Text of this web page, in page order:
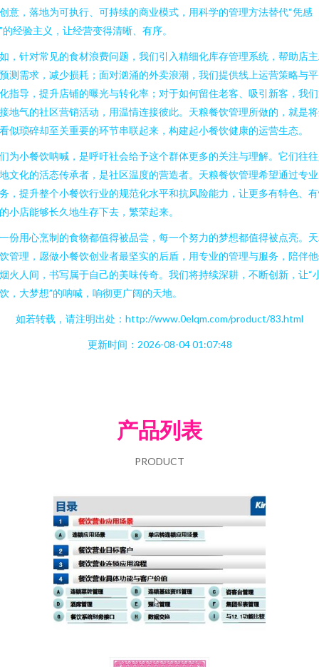
意，落地为可执行、可持续的商业模式，用科学的管理方法替代“凭感
的经验主义，让经营变得清晰、有序。
，针对常见的食材浪费问题，我们引入精细化库存管理系统，帮助店
测需求，减少损耗；面对汹涌的外卖浪潮，我们提供线上运营策略与
指导，提升店铺的曝光与转化率；对于如何留住老客、吸引新客，我
地气的社区营销活动，用温情连接彼此。天粮餐饮管理所做的，就是
似琐碎却至关重要的环节串联起来，构建起小餐饮健康的运营生态。
为小餐饮呐喊，是呼吁社会给予这个群体更多的关注与理解。它们往
文化的活态传承者，是社区温度的营造者。天粮餐饮管理希望通过专
，提升整个小餐饮行业的规范化水平和抗风险能力，让更多有特色、
小店能够长久地生存下去，繁荣起来。
份用心烹制的食物都值得被品尝，每一个努力的梦想都值得被点亮。
管理，愿做小餐饮创业者最坚实的后盾，用专业的管理与服务，陪伴
火人间，书写属于自己的美味传奇。我们将持续深耕，不断创新，让“
，大梦想”的呐喊，响彻更广阔的天地。
如若转载，请注明出处：http://www.0elqm.com/product/83.html
更新时间：2026-08-04 01:07:48
产品列表
PRODUCT